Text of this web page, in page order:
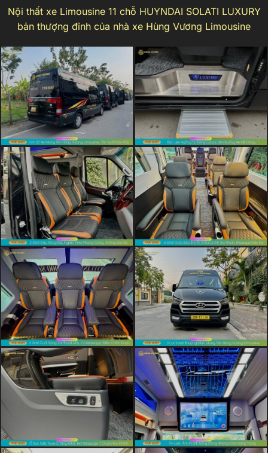
Nội thất xe Limousine 11 chỗ HUYNDAI SOLATI LUXURY
bản thượng đỉnh của nhà xe Hùng Vương Limousine